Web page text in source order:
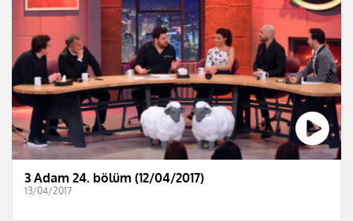
3 Adam 24. bölüm (12/04/2017)
13/04/2017